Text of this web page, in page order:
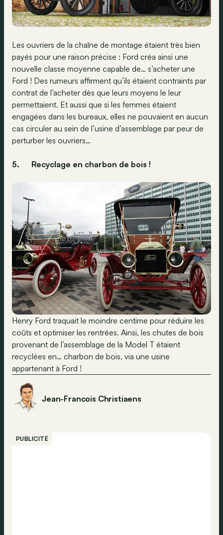
Les ouvriers de la chaîne de montage étaient très bien
payés pour une raison précise : Ford créa ainsi une
nouvelle classe moyenne capable de… s’acheter une
Ford ! Des rumeurs affirment qu’ils étaient contraints par
contrat de l’acheter dès que leurs moyens le leur
permettaient. Et aussi que si les femmes étaient
engagées dans les bureaux, elles ne pouvaient en aucun
cas circuler au sein de l’usine d’assemblage par peur de
perturber les ouvriers…
5. Recyclage en charbon de bois !
Henry Ford traquait le moindre centime pour réduire les
coûts et optimiser les rentrées. Ainsi, les chutes de bois
provenant de l’assemblage de la Model T étaient
recyclées en… charbon de bois, via une usine
appartenant à Ford !
Jean-Francois Christiaens
PUBLICITÉ